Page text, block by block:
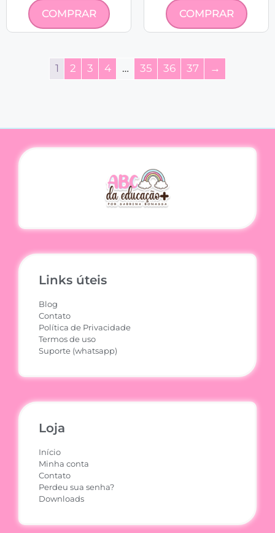
COMPRAR COMPRAR
1 2 3 4 … 35 36 37 →
Links úteis
Blog
Contato
Política de Privacidade
Termos de uso
Suporte (whatsapp)
Loja
Início
Minha conta
Contato
Perdeu sua senha?
Downloads